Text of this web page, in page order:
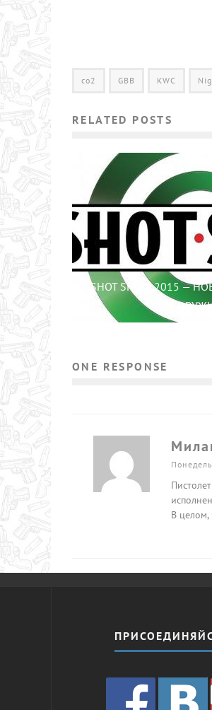
co2 GBB KWC
RELATED POSTS
SHOT SHOW 2015 —
ONE RESPONSE
В целом,